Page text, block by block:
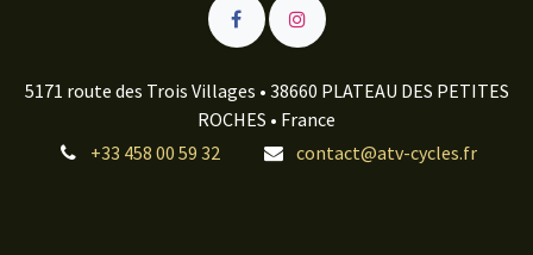
5171 route des Trois Villages • 38660 PLATEAU DES PETITES
ROCHES • France
+33 458 00 59 32
contact@atv-cycles.fr